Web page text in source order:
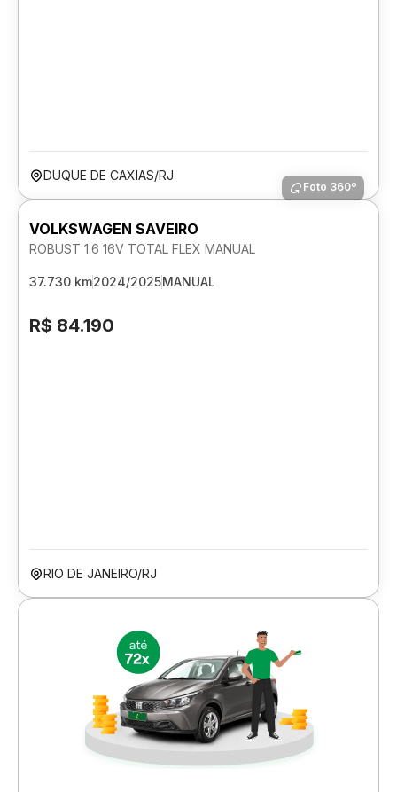
DUQUE DE CAXIAS/RJ
Foto 360º
VOLKSWAGEN SAVEIRO
ROBUST 1.6 16V TOTAL FLEX MANUAL
37.730 km2024/2025MANUAL
R$ 84.190
RIO DE JANEIRO/RJ